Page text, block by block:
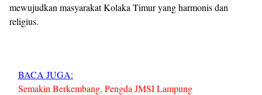
mewujudkan masyarakat Kolaka Timur yang harmonis dan
religius.
BACA JUGA:
Semakin Berkembang, Pengda JMSI Lampung